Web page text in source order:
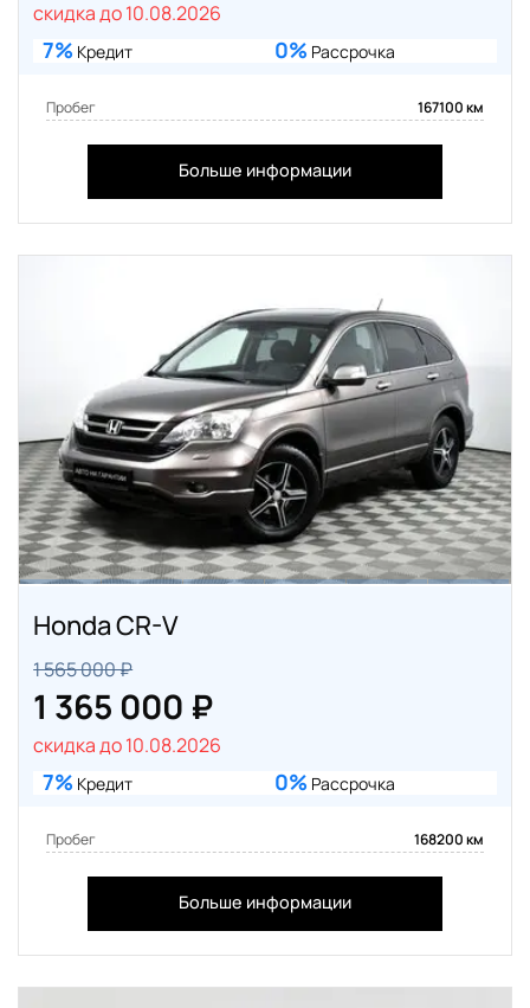
скидка до 10.08.2026
7% Кредит 0% Рассрочка
Пробег 167100 км
Больше информации
Honda CR-V
1 565 000 ₽
1 365 000 ₽
скидка до 10.08.2026
7% Кредит 0% Рассрочка
Пробег 168200 км
Больше информации